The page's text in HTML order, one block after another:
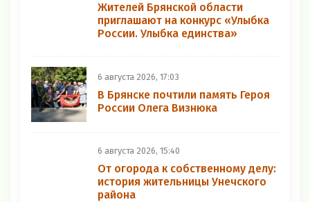
Жителей Брянской области
приглашают на конкурс «Улыбка
России. Улыбка единства»
6 августа 2026, 17:03
В Брянске почтили память Героя
России Олега Визнюка
6 августа 2026, 15:40
От огорода к собственному делу:
история жительницы Унечского
района